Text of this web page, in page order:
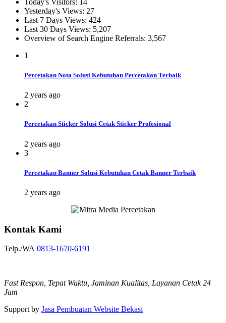
Yesterday's Views: 27
Last 7 Days Views: 424
Last 30 Days Views: 5,207
Overview of Search Engine Referrals: 3,567
1
Percetakan Nota Solusi Kebutuhan Percetakan Terbaik
2 years ago
2
Percetakan Sticker Solusi Cetak Sticker Profesional
2 years ago
3
Percetakan Banner Solusi Kebutuhan Cetak Banner Terbaik
2 years ago
Kontak Kami
Telp./WA 0813-1670-6191
Fast Respon, Tepat Waktu, Jaminan Kualitas, Layanan Cetak 24
Jam
Support by Jasa Pembuatan Website Bekasi